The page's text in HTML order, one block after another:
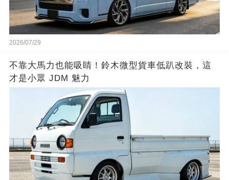
2026/07/29
不靠大馬力也能吸睛！鈴木微型貨車低趴改裝，這
才是小眾 JDM 魅力